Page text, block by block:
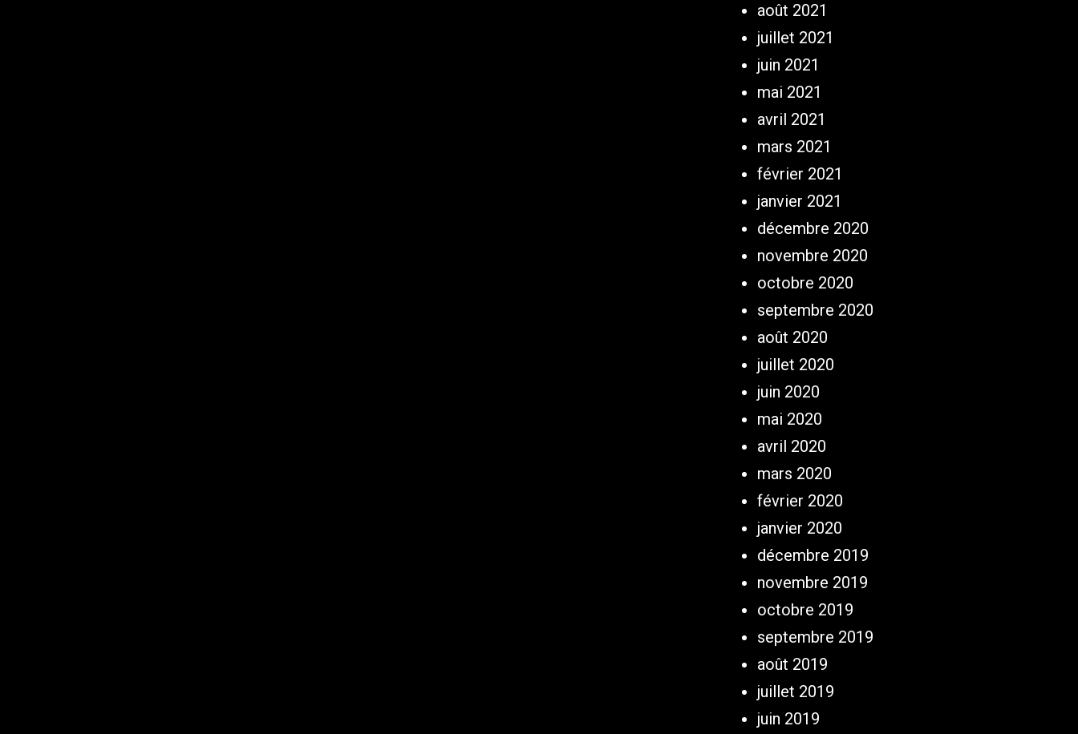
août 2021
juillet 2021
juin 2021
mai 2021
avril 2021
mars 2021
février 2021
janvier 2021
décembre 2020
novembre 2020
octobre 2020
septembre 2020
août 2020
juillet 2020
juin 2020
mai 2020
avril 2020
mars 2020
février 2020
janvier 2020
décembre 2019
novembre 2019
octobre 2019
septembre 2019
août 2019
juillet 2019
juin 2019